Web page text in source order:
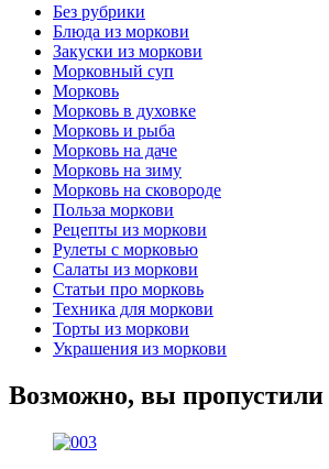
Без рубрики
Блюда из моркови
Закуски из моркови
Морковный суп
Морковь
Морковь в духовке
Морковь и рыба
Морковь на даче
Морковь на зиму
Морковь на сковороде
Польза моркови
Рецепты из моркови
Рулеты с морковью
Салаты из моркови
Статьи про морковь
Техника для моркови
Торты из моркови
Украшения из моркови
Возможно, вы пропустили